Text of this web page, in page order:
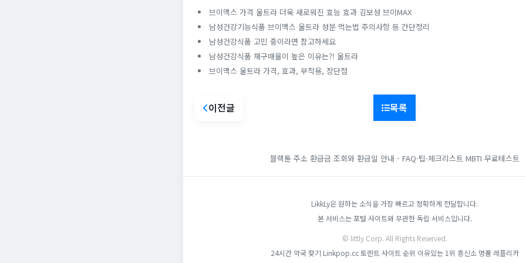
브이맥스 가격 울트라 더욱 새로워진 효능 효과 김보성 브이MAX
남성건강기능식품 브이맥스 울트라 성분 먹는법 주의사항 등 간단정리
남성건강식품 고민 중이라면 참고하세요
남성건강식품 재구매율이 높은 이유는?! 울트라
브이맥스 울트라 가격, 효과, 부작용, 장단점
이전글 목록
블랙툰 주소 환급금 조회와 환급일 안내 - FAQ·팁·체크리스트 MBTI 무료테스트
LikkLy은 원하는 소식을 가장 빠르고 정확하게 전달합니다.
본 서비스는 포털 사이트와 무관한 독립 서비스입니다.
© littly Corp. All Rights Reserved.
24시간 약국 찾기 Linkpop.cc 토렌트 사이트 순위 이유있는 1위 흥신소 명품 레플리카